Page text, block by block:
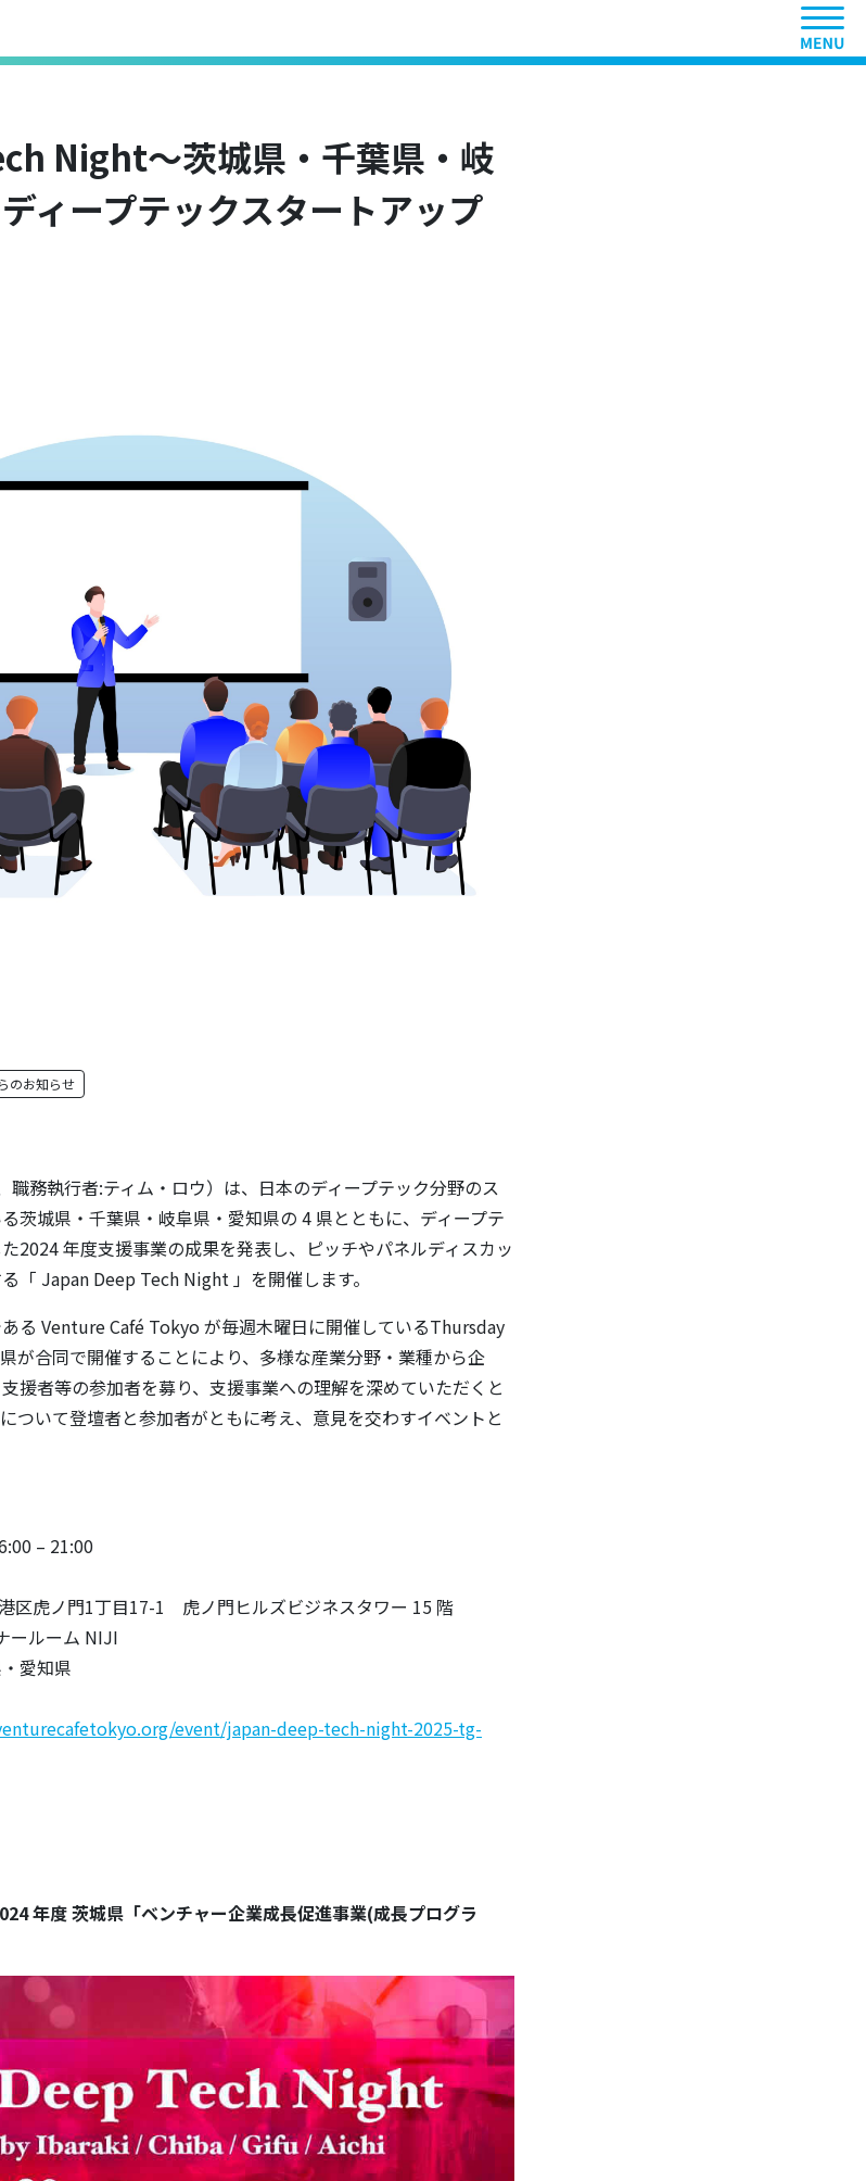
ヘッ
Night〜茨城県・千葉県・岐
ィープテックスタートアップ
のお知らせ
職務執行者:ティム・ロウ）は、日本のディープテック分野のス
茨城県・千葉県・岐阜県・愛知県の 4 県とともに、ディープテ
2024 年度支援事業の成果を発表し、ピッチやパネルディスカッ
「 Japan Deep Tech Night 」を開催します。
る Venture Café Tokyo が毎週木曜日に開催しているThursday
が合同で開催することにより、多様な産業分野・業種から企
援者等の参加者を募り、支援事業への理解を深めていただくと
ついて登壇者と参加者がともに考え、意見を交わすイベントと
– 21:00
区虎ノ門1丁目17-1 虎ノ門ヒルズビジネスタワー 15 階
ールーム NIJI
愛知県
event/japan-deep-tech-night-2025-tg-
年度 茨城県「ベンチャー企業成長促進事業(成長プログラ